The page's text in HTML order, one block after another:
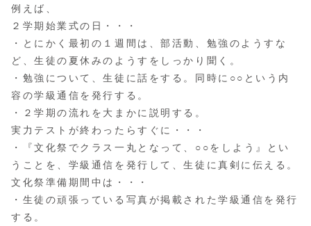
例えば、
２学期始業式の日・・・
・とにかく最初の１週間は、部活動、勉強のようすな
ど、生徒の夏休みのようすをしっかり聞く。
・勉強について、生徒に話をする。同時に○○という内
容の学級通信を発行する。
・２学期の流れを大まかに説明する。
実力テストが終わったらすぐに・・・
・『文化祭でクラス一丸となって、○○をしよう』とい
うことを、学級通信を発行して、生徒に真剣に伝える。
文化祭準備期間中は・・・
・生徒の頑張っている写真が掲載された学級通信を発行
する。